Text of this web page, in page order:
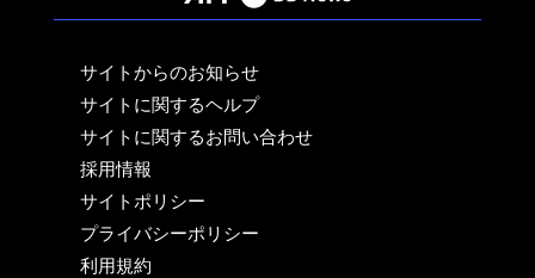
サイトからのお知らせ
サイトに関するヘルプ
サイトに関するお問い合わせ
採用情報
サイトポリシー
プライバシーポリシー
利用規約